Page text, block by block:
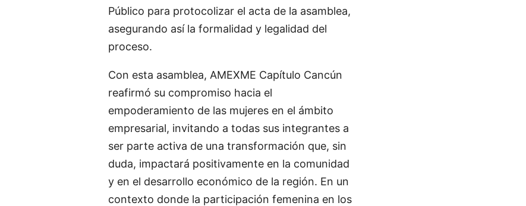
Público para protocolizar el acta de la asamblea,
asegurando así la formalidad y legalidad del
proceso.
Con esta asamblea, AMEXME Capítulo Cancún
reafirmó su compromiso hacia el
empoderamiento de las mujeres en el ámbito
empresarial, invitando a todas sus integrantes a
ser parte activa de una transformación que, sin
duda, impactará positivamente en la comunidad
y en el desarrollo económico de la región. En un
contexto donde la participación femenina en los